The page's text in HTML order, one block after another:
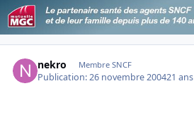
nekro Membre SNCF
Publication:26 novembre 200421 ans